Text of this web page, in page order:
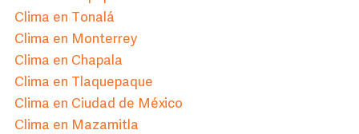
Clima en Tonalá
Clima en Monterrey
Clima en Chapala
Clima en Tlaquepaque
Clima en Ciudad de México
Clima en Mazamitla